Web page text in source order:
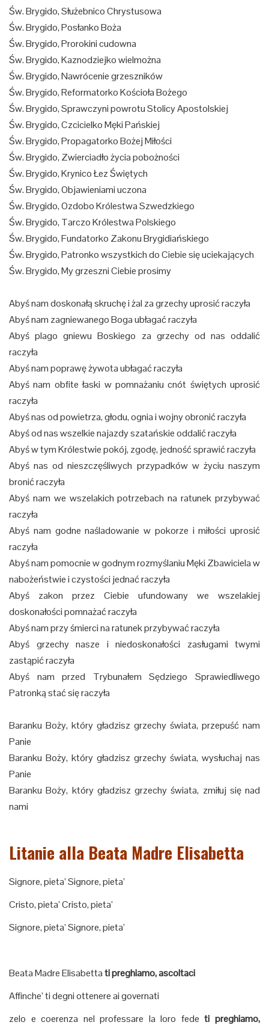
Św. Brygido, Służebnico Chrystusowa
Św. Brygido, Posłanko Boża
Św. Brygido, Prorokini cudowna
Św. Brygido, Kaznodziejko wielmożna
Św. Brygido, Nawrócenie grzeszników
Św. Brygido, Reformatorko Kościoła Bożego
Św. Brygido, Sprawczyni powrotu Stolicy Apostolskiej
Św. Brygido, Czcicielko Męki Pańskiej
Św. Brygido, Propagatorko Bożej Miłości
Św. Brygido, Zwierciadło życia pobożności
Św. Brygido, Krynico Łez Świętych
Św. Brygido, Objawieniami uczona
Św. Brygido, Ozdobo Królestwa Szwedzkiego
Św. Brygido, Tarczo Królestwa Polskiego
Św. Brygido, Fundatorko Zakonu Brygidiańskiego
Św. Brygido, Patronko wszystkich do Ciebie się uciekających
Św. Brygido, My grzeszni Ciebie prosimy
Abyś nam doskonałą skruchę i żal za grzechy uprosić raczyła
Abyś nam zagniewanego Boga ubłagać raczyła
Abyś plago gniewu Boskiego za grzechy od nas oddalić
raczyła
Abyś nam poprawę żywota ubłagać raczyła
Abyś nam obfite łaski w pomnażaniu cnót świętych uprosić
raczyła
Abyś nas od powietrza, głodu, ognia i wojny obronić raczyła
Abyś od nas wszelkie najazdy szatańskie oddalić raczyła
Abyś w tym Królestwie pokój, zgodę, jedność sprawić raczyła
Abyś nas od nieszczęśliwych przypadków w życiu naszym
bronić raczyła
Abyś nam we wszelakich potrzebach na ratunek przybywać
raczyła
Abyś nam godne naśladowanie w pokorze i miłości uprosić
raczyła
Abyś nam pomocnie w godnym rozmyślaniu Męki Zbawiciela w
nabożeństwie i czystości jednać raczyła
Abyś zakon przez Ciebie ufundowany we wszelakiej
doskonałości pomnażać raczyła
Abyś nam przy śmierci na ratunek przybywać raczyła
Abyś grzechy nasze i niedoskonałości zasługami twymi
zastąpić raczyła
Abyś nam przed Trybunałem Sędziego Sprawiedliwego
Patronką stać się raczyła
Baranku Boży, który gładzisz grzechy świata, przepuść nam
Panie
Baranku Boży, który gładzisz grzechy świata, wysłuchaj nas
Panie
Baranku Boży, który gładzisz grzechy świata, zmiłuj się nad
nami
Litanie alla Beata Madre Elisabetta
Signore, pieta’ Signore, pieta’
Cristo, pieta’ Cristo, pieta’
Signore, pieta’ Signore, pieta’
Beata Madre Elisabettati preghiamo, ascoltaci
Affinche’ ti degni ottenere ai governati
zelo e coerenza nel professare la loro fedeti preghiamo,